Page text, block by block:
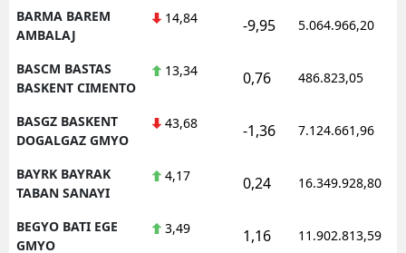
BARMA BAREM
AMBALAJ
14,84 -9,95 5.064.966,20
BASCM BASTAS
BASKENT CIMENTO
13,34 0,76 486.823,05
BASGZ BASKENT
DOGALGAZ GMYO
43,68 -1,36 7.124.661,96
BAYRK BAYRAK
TABAN SANAYI
4,17 0,24 16.349.928,80
BEGYO BATI EGE
GMYO
3,49 1,16 11.902.813,59